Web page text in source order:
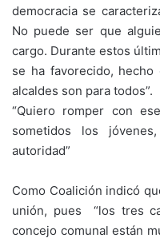
democracia se
No puede ser que
cargo. Durante estos
se ha favorecido,
alcaldes son para todos”.
“Quiero romper con
sometidos los
autoridad”
Como Coalición indicó
unión, pues “los tres
concejo comunal están